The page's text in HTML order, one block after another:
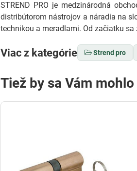
STREND PRO je medzinárodná
distribútorom nástrojov a náradia na
technikou a meradlami. Od začiatku
Viac z kategórie Strend pro
Tiež by sa Vám